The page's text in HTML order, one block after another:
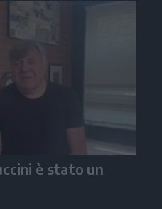
è stato un